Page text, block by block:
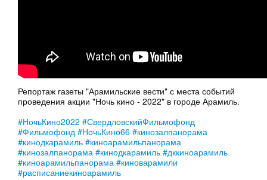
Репортаж газеты "Арамильские вести" с места событий
проведения акции "Ночь кино - 2022" в городе Арамиль.
#НочьКино2022 #СвердловскийФильмофонд
#Фильмофонд #НочьКино66 #кинозалпанорама
#кинодкарамиль #киноарамильпанорама
#кинозалпанорама #кинодкарамиль #дккиноарамиль
#киноарамильпанорама #киноварамили
#расписаниекиноарамиль